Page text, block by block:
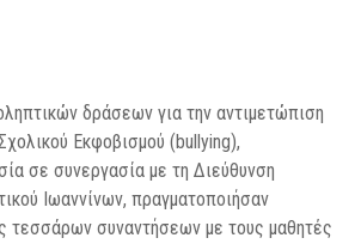
δράσεων για την αντιμετώπιση
Εκφοβισμού (bullying),
σε συνεργασία με τη Διεύθυνση
Ιωαννίνων, πραγματοποιήσαν
τεσσάρων συναντήσεων με τους μαθητές